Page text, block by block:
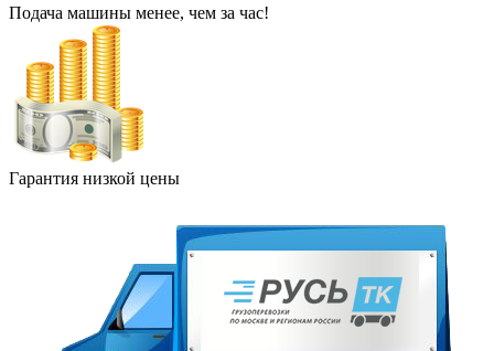
Подача машины менее, чем за час!
Гарантия низкой цены